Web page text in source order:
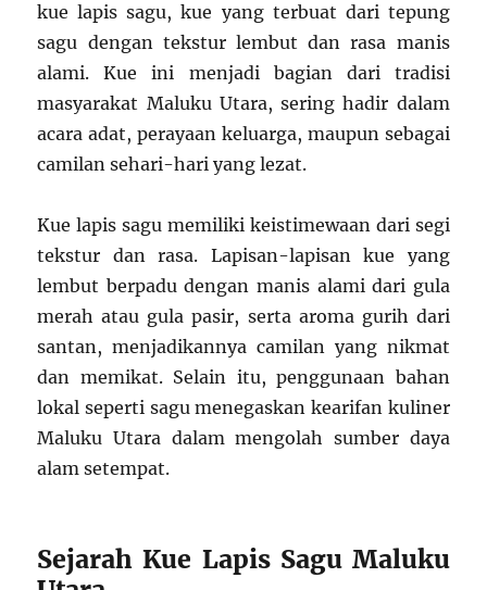
kue lapis sagu, kue yang terbuat dari tepung
sagu dengan tekstur lembut dan rasa manis
alami. Kue ini menjadi bagian dari tradisi
masyarakat Maluku Utara, sering hadir dalam
acara adat, perayaan keluarga, maupun sebagai
camilan sehari-hari yang lezat.
Kue lapis sagu memiliki keistimewaan dari segi
tekstur dan rasa. Lapisan-lapisan kue yang
lembut berpadu dengan manis alami dari gula
merah atau gula pasir, serta aroma gurih dari
santan, menjadikannya camilan yang nikmat
dan memikat. Selain itu, penggunaan bahan
lokal seperti sagu menegaskan kearifan kuliner
Maluku Utara dalam mengolah sumber daya
alam setempat.
Sejarah Kue Lapis Sagu Maluku